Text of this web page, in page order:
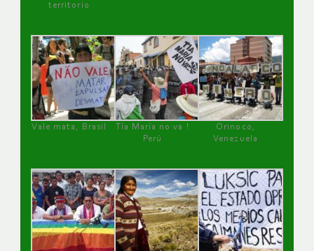
territorio
Vale mata, Brasil
Tía María no va !
Perú
Orinoco,
Venezuela